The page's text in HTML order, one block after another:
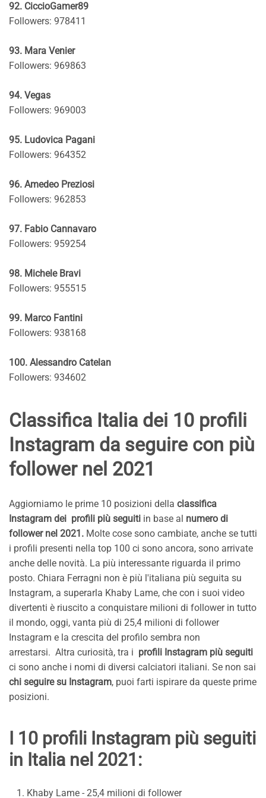
92. CiccioGamer89
Followers: 978411
93. Mara Venier
Followers: 969863
94. Vegas
Followers: 969003
95. Ludovica Pagani
Followers: 964352
96. Amedeo Preziosi
Followers: 962853
97. Fabio Cannavaro
Followers: 959254
98. Michele Bravi
Followers: 955515
99. Marco Fantini
Followers: 938168
100. Alessandro Catelan
Followers: 934602
Classifica Italia dei 10 profili
Instagram da seguire con più
follower nel 2021
Aggiorniamo le prime 10 posizioni della classifica
Instagram dei profili più seguiti in base al numero di
follower nel 2021. Molte cose sono cambiate, anche se tutti
i profili presenti nella top 100 ci sono ancora, sono arrivate
anche delle novità. La più interessante riguarda il primo
posto. Chiara Ferragni non è più l'italiana più seguita su
Instagram, a superarla Khaby Lame, che con i suoi video
divertenti è riuscito a conquistare milioni di follower in tutto
il mondo, oggi, vanta più di 25,4 milioni di follower
Instagram e la crescita del profilo sembra non
arrestarsi. Altra curiosità, tra i profili Instagram più seguiti
ci sono anche i nomi di diversi calciatori italiani. Se non sai
chi seguire su Instagram, puoi farti ispirare da queste prime
posizioni.
I 10 profili Instagram più seguiti
in Italia nel 2021:
Khaby Lame - 25,4 milioni di follower